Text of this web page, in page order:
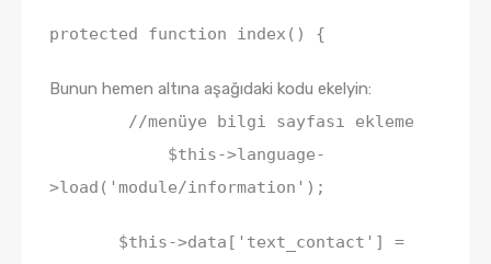
protected function index() {
Bunun hemen altına aşağıdaki kodu ekelyin:
//menüye bilgi sayfası ekleme
$this->language-
>load('module/information');
$this->data['text_contact'] =